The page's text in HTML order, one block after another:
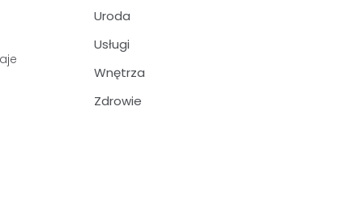
Uroda
Usługi
Wnętrza
Zdrowie